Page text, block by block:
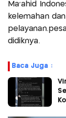
Ma’ahid
kelemahan
didiknya.
Baca Juga :